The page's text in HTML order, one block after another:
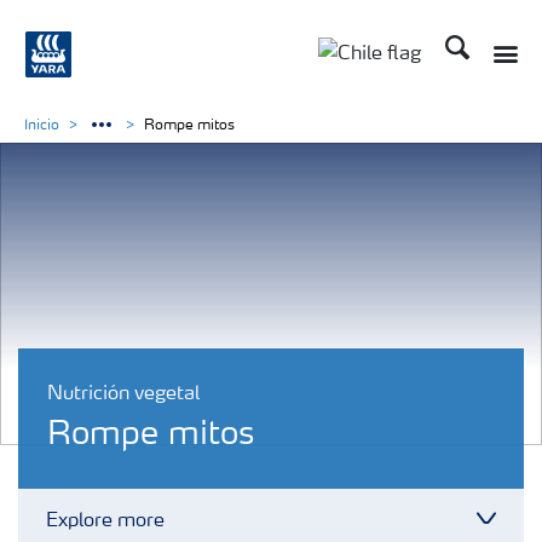
Buscar
Nutrición vegetal
Rompe mitos
Explore more
Inicio Rompe mitos